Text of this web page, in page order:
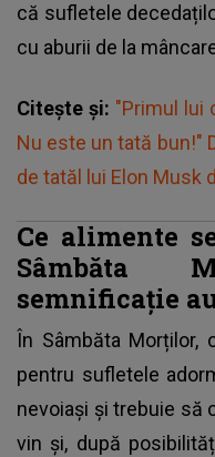
că sufletele
cu aburii de la
Citește și: "Primul lui
Nu este un tată bun!"
de tatăl lui Elon Musk
Ce alimente
Sâmbăta
semnificație
În Sâmbăta Morților,
pentru sufletele
nevoiași și trebuie să
vin și, după